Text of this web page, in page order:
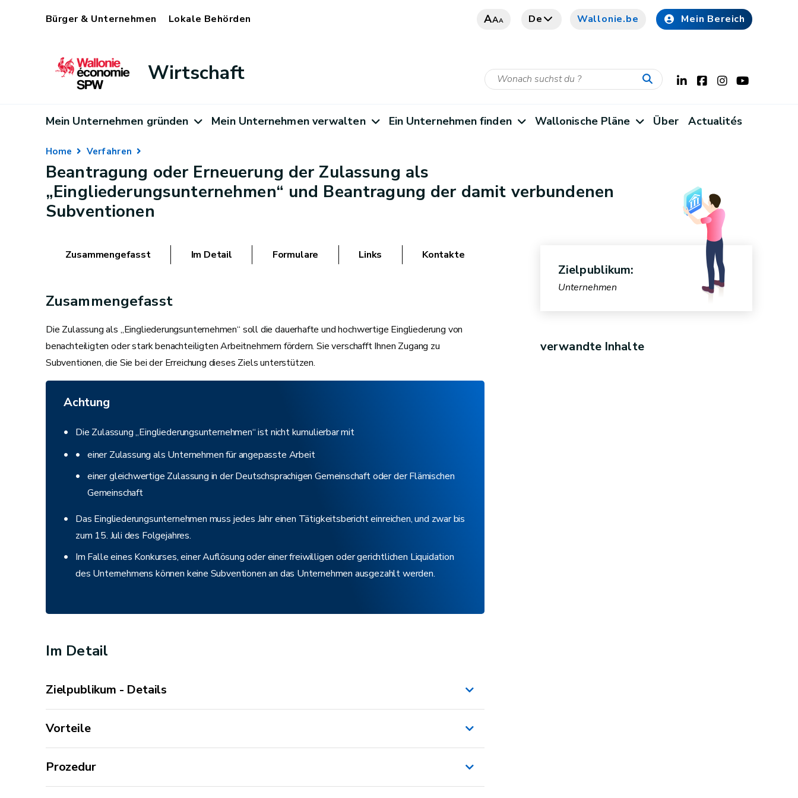
Bürger & Unternehmen Lokale Behörden AAA De Wallonie.be Mein Bereich
Wirtschaft
Mein Unternehmen gründen Mein Unternehmen verwalten Ein Unternehmen finden Wallonische Pläne Über Actualités
Home Verfahren
Beantragung oder Erneuerung der Zulassung als
„Eingliederungsunternehmen“ und Beantragung der damit verbundenen
Subventionen
Zusammengefasst Im Detail Formulare Links Kontakte
Zusammengefasst
Die Zulassung als „Eingliederungsunternehmen“ soll die dauerhafte und hochwertige Eingliederung von
benachteiligten oder stark benachteiligten Arbeitnehmern fördern. Sie verschafft Ihnen Zugang zu
Subventionen, die Sie bei der Erreichung dieses Ziels unterstützen.
Achtung
Die Zulassung „Eingliederungsunternehmen“ ist nicht kumulierbar mit
einer Zulassung als Unternehmen für angepasste Arbeit
einer gleichwertige Zulassung in der Deutschsprachigen Gemeinschaft oder der Flämischen
Gemeinschaft
Das Eingliederungsunternehmen muss jedes Jahr einen Tätigkeitsbericht einreichen, und zwar bis
zum 15. Juli des Folgejahres.
Im Falle eines Konkurses, einer Auflösung oder einer freiwilligen oder gerichtlichen Liquidation
des Unternehmens können keine Subventionen an das Unternehmen ausgezahlt werden.
Im Detail
Zielpublikum - Details
Vorteile
Prozedur
Zielpublikum:
Unternehmen
verwandte Inhalte